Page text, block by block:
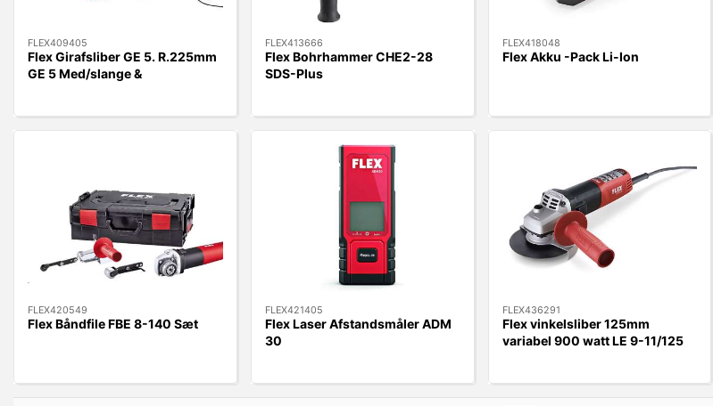
FLEX409405
Flex Girafsliber GE 5. R.225mm
GE 5 Med/slange &
FLEX413666
Flex Bohrhammer CHE2-28
SDS-Plus
FLEX418048
Flex Akku -Pack Li-Ion
FLEX420549
Flex Båndfile FBE 8-140 Sæt
FLEX421405
Flex Laser Afstandsmåler ADM
30
FLEX436291
Flex vinkelsliber 125mm
variabel 900 watt LE 9-11/125